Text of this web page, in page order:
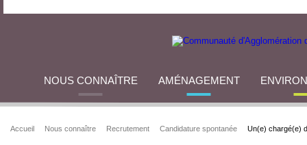
NOUS CONNAÎTRE AMÉNAGEMENT
Accueil Nous connaître Recrutement Candidature spontanée Un(e) chargé(e)